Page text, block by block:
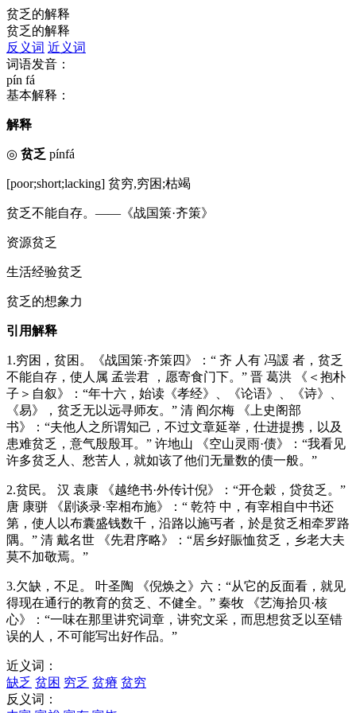
贫乏的解释
贫乏的解释
反义词 近义词
词语发音：
pín fá
基本解释：
解释
◎ 贫乏 pínfá
[poor;short;lacking] 贫穷,穷困;枯竭
贫乏不能自存。——《战国策·齐策》
资源贫乏
生活经验贫乏
贫乏的想象力
引用解释
1.穷困，贫困。《战国策·齐策四》：“ 齐 人有 冯諼 者，贫乏
不能自存，使人属 孟尝君 ，愿寄食门下。” 晋 葛洪 《＜抱朴
子＞自叙》：“年十六，始读《孝经》、《论语》、《诗》、
《易》，贫乏无以远寻师友。” 清 阎尔梅 《上史阁部
书》：“夫他人之所谓知己，不过文章延举，仕进提携，以及
患难贫乏，意气殷殷耳。” 许地山 《空山灵雨·债》：“我看见
许多贫乏人、愁苦人，就如该了他们无量数的债一般。”
2.贫民。 汉 袁康 《越绝书·外传计倪》：“开仓穀，贷贫乏。”
唐 康骈 《剧谈录·宰相布施》：“ 乾符 中，有宰相自中书还
第，使人以布囊盛钱数千，沿路以施丐者，於是贫乏相牵罗路
隅。” 清 戴名世 《先君序略》：“居乡好賑恤贫乏，乡老大夫
莫不加敬焉。”
3.欠缺，不足。 叶圣陶 《倪焕之》六：“从它的反面看，就见
得现在通行的教育的贫乏、不健全。” 秦牧 《艺海拾贝·核
心》：“一味在那里讲究词章，讲究文采，而思想贫乏以至错
误的人，不可能写出好作品。”
近义词：
缺乏 贫困 穷乏 贫瘠 贫穷
反义词：